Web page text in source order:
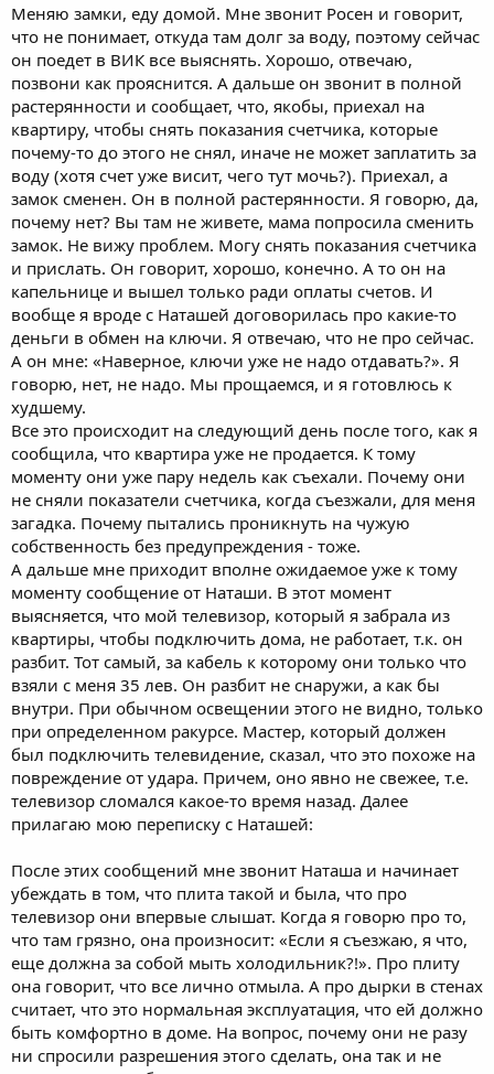
Меняю замки, еду домой. Мне звонит Росен и говорит,
что не понимает, откуда там долг за воду, поэтому сейчас
он поедет в ВИК все выяснять. Хорошо, отвечаю,
позвони как прояснится. А дальше он звонит в полной
растерянности и сообщает, что, якобы, приехал на
квартиру, чтобы снять показания счетчика, которые
почему-то до этого не снял, иначе не может заплатить за
воду (хотя счет уже висит, чего тут мочь?). Приехал, а
замок сменен. Он в полной растерянности. Я говорю, да,
почему нет? Вы там не живете, мама попросила сменить
замок. Не вижу проблем. Могу снять показания счетчика
и прислать. Он говорит, хорошо, конечно. А то он на
капельнице и вышел только ради оплаты счетов. И
вообще я вроде с Наташей договорилась про какие-то
деньги в обмен на ключи. Я отвечаю, что не про сейчас.
А он мне: «Наверное, ключи уже не надо отдавать?». Я
говорю, нет, не надо. Мы прощаемся, и я готовлюсь к
худшему.
Все это происходит на следующий день после того, как я
сообщила, что квартира уже не продается. К тому
моменту они уже пару недель как съехали. Почему они
не сняли показатели счетчика, когда съезжали, для меня
загадка. Почему пытались проникнуть на чужую
собственность без предупреждения - тоже.
А дальше мне приходит вполне ожидаемое уже к тому
моменту сообщение от Наташи. В этот момент
выясняется, что мой телевизор, который я забрала из
квартиры, чтобы подключить дома, не работает, т.к. он
разбит. Тот самый, за кабель к которому они только что
взяли с меня 35 лев. Он разбит не снаружи, а как бы
внутри. При обычном освещении этого не видно, только
при определенном ракурсе. Мастер, который должен
был подключить телевидение, сказал, что это похоже на
повреждение от удара. Причем, оно явно не свежее, т.е.
телевизор сломался какое-то время назад. Далее
прилагаю мою переписку с Наташей:
После этих сообщений мне звонит Наташа и начинает
убеждать в том, что плита такой и была, что про
телевизор они впервые слышат. Когда я говорю про то,
что там грязно, она произносит: «Если я съезжаю, я что,
еще должна за собой мыть холодильник?!». Про плиту
она говорит, что все лично отмыла. А про дырки в стенах
считает, что это нормальная эксплуатация, что ей должно
быть комфортно в доме. На вопрос, почему они не разу
ни спросили разрешения этого сделать, она так и не